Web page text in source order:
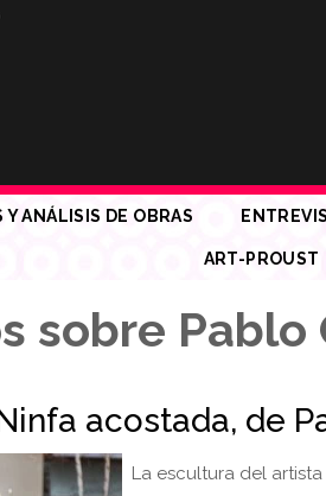
Y ANÁLISIS DE OBRAS
ART-PROUST
sobre Pablo
acostada, de
La escultura del